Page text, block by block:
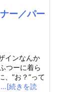
ー／パー
インなんか
つーに着ら
、”お？”って
…[続きを読